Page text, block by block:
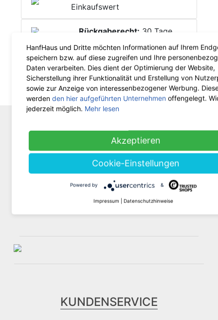
Einkaufswert
Rückgaberecht: 30 Tage
Deine Frage zum Produkt
Produkt bewerten
WIR SIND FÜR DICH DA!
Tel.: 0211 699 90 56-10von 9-13 Uhr
Fax: 0211 699 90 56-18
Lagerverkauf
Nach telefonischer Terminvereinbarung
KUNDENSERVICE
HanfHaus und Dritte möchten Informationen auf Ihrem
speichern bzw. auf diese zugreifen und Ihre
Daten verarbeiten. Dies dient der Optimierung der Website,
Sicherstellung ihrer Funktionalität und Erstellung von
sowie zur Anzeige von interessenbezogener Werbung.
werden den hier aufgeführten Unternehmen offengelegt.
jederzeit möglich. Mehr lesen
Akzeptieren
Cookie-Einstellungen
Powered by &
Impressum | Datenschutzhinweise